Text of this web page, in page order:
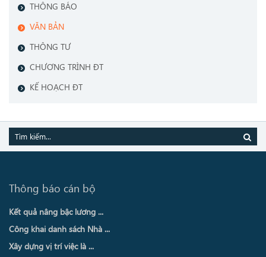
THÔNG BÁO
VĂN BẢN
THÔNG TƯ
CHƯƠNG TRÌNH ĐT
KẾ HOẠCH ĐT
Thông báo cán bộ
Kết quả nâng bậc lương ...
Công khai danh sách Nhà ...
Xây dựng vị trí việc là ...